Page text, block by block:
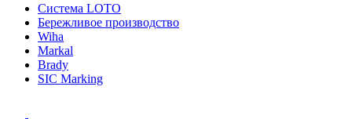
Система LOTO
Бережливое производство
Wiha
Markal
Brady
SIC Marking